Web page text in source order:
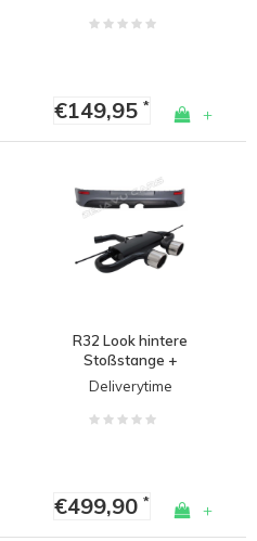
€149,95* +
R32 Look hintere
Stoßstange +
Sportauspuff für
Volkswagen Golf 5
Deliverytime
€499,90* +